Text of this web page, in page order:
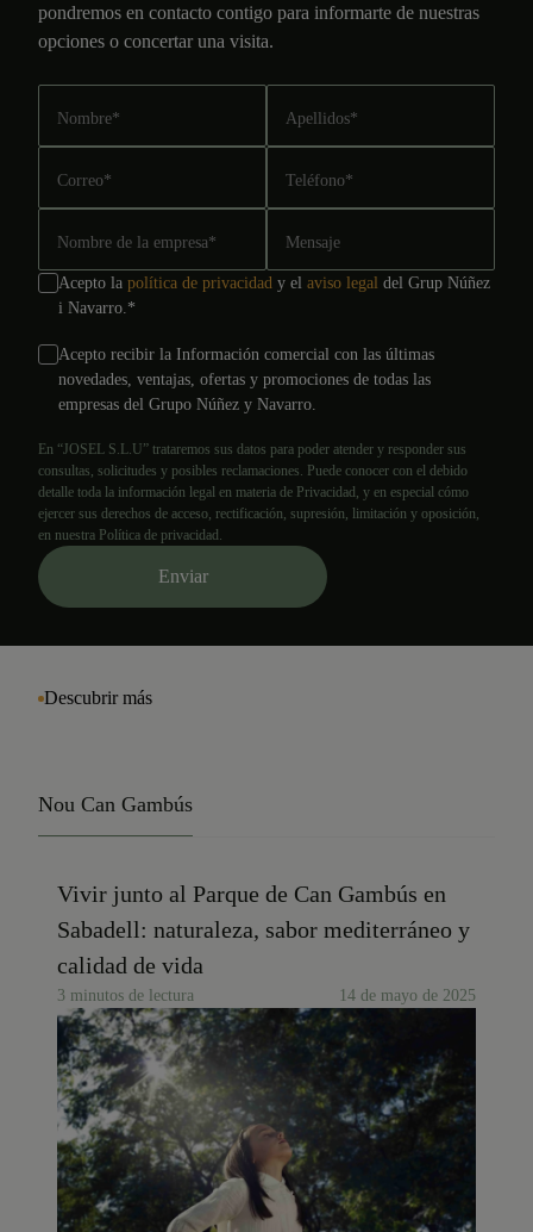
pondremos en contacto contigo para informarte de nuestras
opciones o concertar una visita.
Nombre* Apellidos*
Correo* Teléfono*
Nombre de la empresa* Mensaje
Acepto la política de privacidad y el aviso legal del Grup Núñez
i Navarro.*
Acepto recibir la Información comercial con las últimas
novedades, ventajas, ofertas y promociones de todas las
empresas del Grupo Núñez y Navarro.
En “JOSEL S.L.U” trataremos sus datos para poder atender y responder sus
consultas, solicitudes y posibles reclamaciones. Puede conocer con el debido
detalle toda la información legal en materia de Privacidad, y en especial cómo
ejercer sus derechos de acceso, rectificación, supresión, limitación y oposición,
en nuestra Política de privacidad.
Descubrir más
Nou Can Gambús
3 minutos de lectura 14 de mayo de 2025
Vivir junto al Parque de Can Gambús en
Sabadell: naturaleza, sabor mediterráneo y
calidad de vida